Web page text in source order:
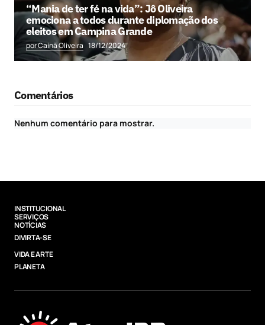
“Mania de ter fé na vida”: Jô Oliveira
emociona a todos durante diplomação dos
eleitos em Campina Grande
por Cainã Oliveira 18/12/2024
Comentários
Nenhum comentário para mostrar.
INSTITUCIONAL
SERVIÇOS
NOTÍCIAS
DIVIRTA-SE
VIDA E ARTE
PLANETA